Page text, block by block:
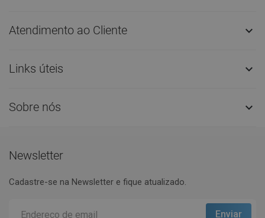
Atendimento ao Cliente 
Links úteis 
Sobre nós 
Newsletter
Cadastre-se na Newsletter e fique atualizado.